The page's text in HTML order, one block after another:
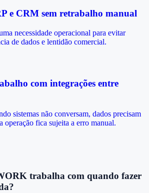
e CRM sem retrabalho manual
necessidade operacional para evitar
de dados e lentidão comercial.
com integrações entre
sistemas não conversam, dados precisam
operação fica sujeita a erro manual.
trabalha com quando fazer